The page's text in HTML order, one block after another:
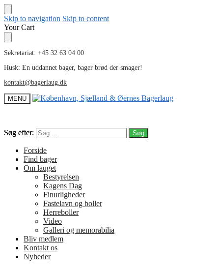
Skip to navigation Skip to content
Your Cart
Sekretariat: +45 32 63 04 00
Husk: En uddannet bager, bager brød der smager!
kontakt@bagerlaug.dk
MENU
Søg efter:
Søg efter:
Forside
Find bager
Om lauget
Bestyrelsen
Kagens Dag
Finurligheder
Fastelavn og boller
Herreboller
Video
Galleri og memorabilia
Bliv medlem
Kontakt os
Nyheder